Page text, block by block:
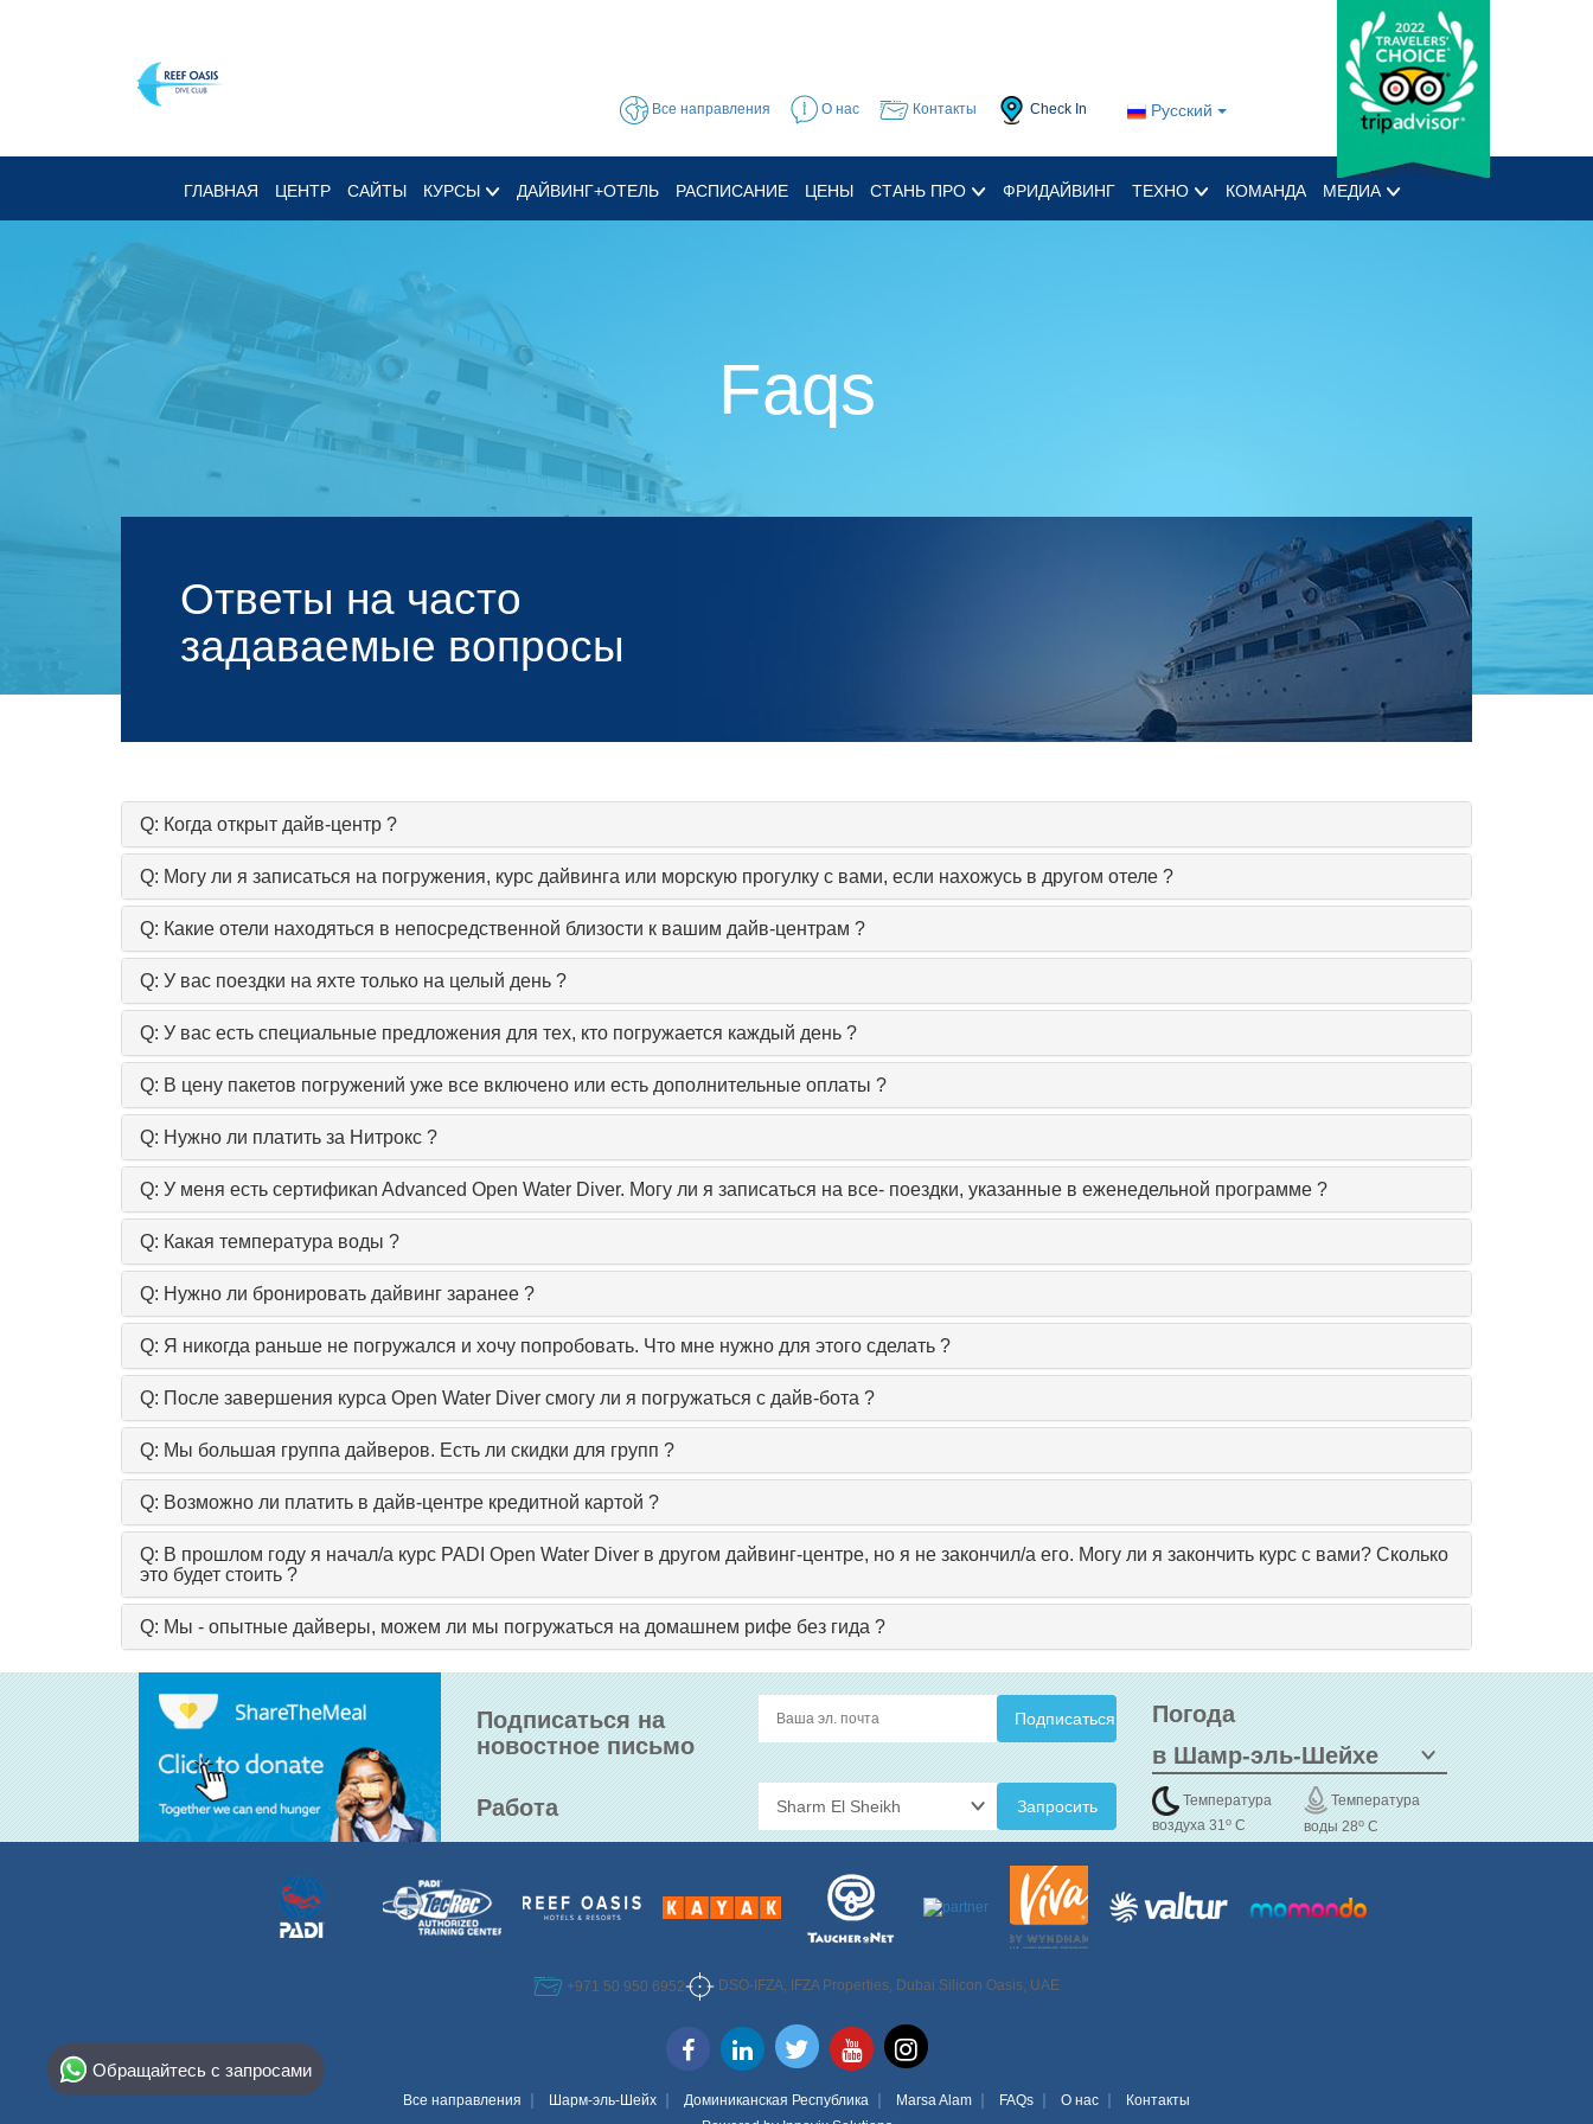
Русский
Все направления О нас Контакты Check In
ГЛАВНАЯ ЦЕНТР САЙТЫ КУРСЫ ДАЙВИНГ+ОТЕЛЬ РАСПИСАНИЕ ЦЕНЫ СТАНЬ ПРО ФРИДАЙВИНГ ТЕХНО КОМАНДА МЕДИА
Faqs
Ответы на часто
задаваемые вопросы
Q: Когда открыт дайв-центр ?
Q: Могу ли я записаться на погружения, курс дайвинга или морскую прогулку с вами, если нахожусь в другом отеле ?
Q: Какие отели находяться в непосредственной близости к вашим дайв-центрам ?
Q: У вас поездки на яхте только на целый день ?
Q: У вас есть специальные предложения для тех, кто погружается каждый день ?
Q: В цену пакетов погружений уже все включено или есть дополнительные оплаты ?
Q: Нужно ли платить за Нитрокс ?
Q: У меня есть сертификаn Advanced Open Water Diver. Могу ли я записаться на все- поездки, указанные в еженедельной программе ?
Q: Какая температура воды ?
Q: Нужно ли бронировать дайвинг заранее ?
Q: Я никогда раньше не погружался и хочу попробовать. Что мне нужно для этого сделать ?
Q: После завершения курса Open Water Diver смогу ли я погружаться с дайв-бота ?
Q: Мы большая группа дайверов. Есть ли скидки для групп ?
Q: Возможно ли платить в дайв-центре кредитной картой ?
Q: В прошлом году я начал/а курс PADI Open Water Diver в другом дайвинг-центре, но я не закончил/а его. Могу ли я закончить курс с вами? Сколько
это будет стоить ?
Q: Мы - опытные дайверы, можем ли мы погружаться на домашнем рифе без гида ?
Подписаться на
новостное письмо
Работа Запросить
Погода
Температура
воздуха 31o C
Температура
воды 28oC
+971 50 950 6952 DSO-IFZA, IFZA Properties, Dubai Silicon Oasis, UAE
Все направления Шарм-эль-Шейх Доминиканская Республика Marsa Alam FAQs О нас
Контакты
Обращайтесь с запросами
Select Destination
Egypt